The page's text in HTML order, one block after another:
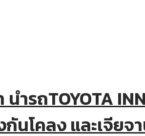
รถTOYOTA
นโคลง และเจียจ